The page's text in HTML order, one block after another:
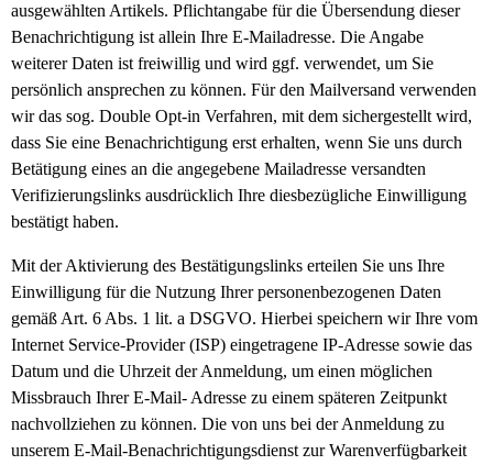
ausgewählten Artikels. Pflichtangabe für die Übersendung dieser
Benachrichtigung ist allein Ihre E-Mailadresse. Die Angabe
weiterer Daten ist freiwillig und wird ggf. verwendet, um Sie
persönlich ansprechen zu können. Für den Mailversand verwenden
wir das sog. Double Opt-in Verfahren, mit dem sichergestellt wird,
dass Sie eine Benachrichtigung erst erhalten, wenn Sie uns durch
Betätigung eines an die angegebene Mailadresse versandten
Verifizierungslinks ausdrücklich Ihre diesbezügliche Einwilligung
bestätigt haben.
Mit der Aktivierung des Bestätigungslinks erteilen Sie uns Ihre
Einwilligung für die Nutzung Ihrer personenbezogenen Daten
gemäß Art. 6 Abs. 1 lit. a DSGVO. Hierbei speichern wir Ihre vom
Internet Service-Provider (ISP) eingetragene IP-Adresse sowie das
Datum und die Uhrzeit der Anmeldung, um einen möglichen
Missbrauch Ihrer E-Mail- Adresse zu einem späteren Zeitpunkt
nachvollziehen zu können. Die von uns bei der Anmeldung zu
unserem E-Mail-Benachrichtigungsdienst zur Warenverfügbarkeit